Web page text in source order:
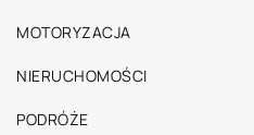
MOTORYZACJA
NIERUCHOMOŚCI
PODRÓŻE